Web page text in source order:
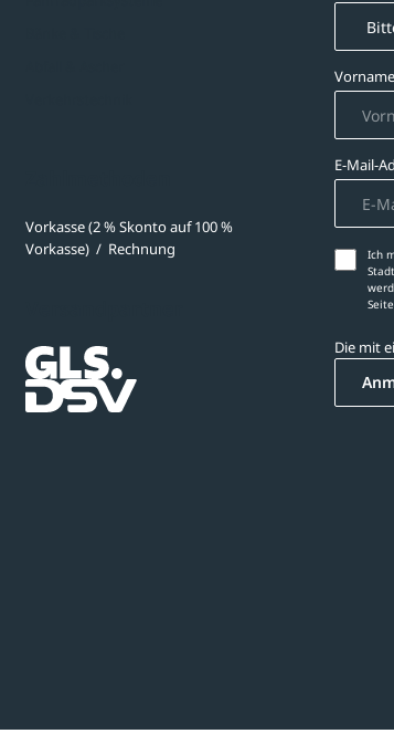
Vorkasse (2 % Skonto auf 100 %
Vorkasse) / Rechnung
Vorname
E-Mail-
Ich
Die mit